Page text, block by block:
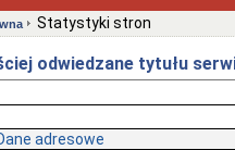
Statystyki stron
odwiedzane tytułu
adresowe